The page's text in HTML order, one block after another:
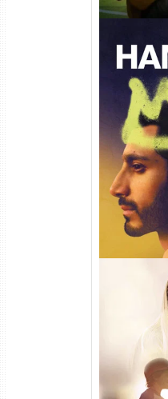
Hamlet
DL
Uma
Torrent